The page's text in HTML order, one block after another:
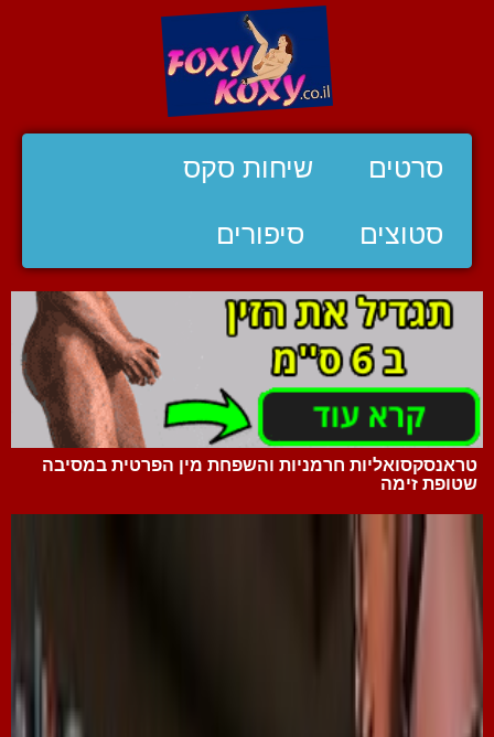
סרטים שיחות סקס
סטוצים סיפורים
טראנסקסואליות חרמניות והשפחת מין הפרטית במסיבה
שטופת זימה